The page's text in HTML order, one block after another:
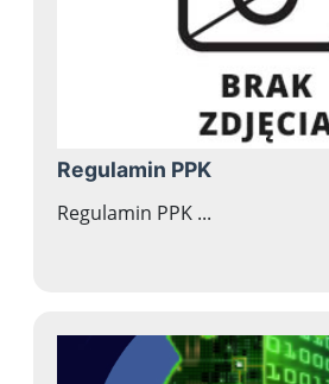
Regulamin PPK
Regulamin PPK ...